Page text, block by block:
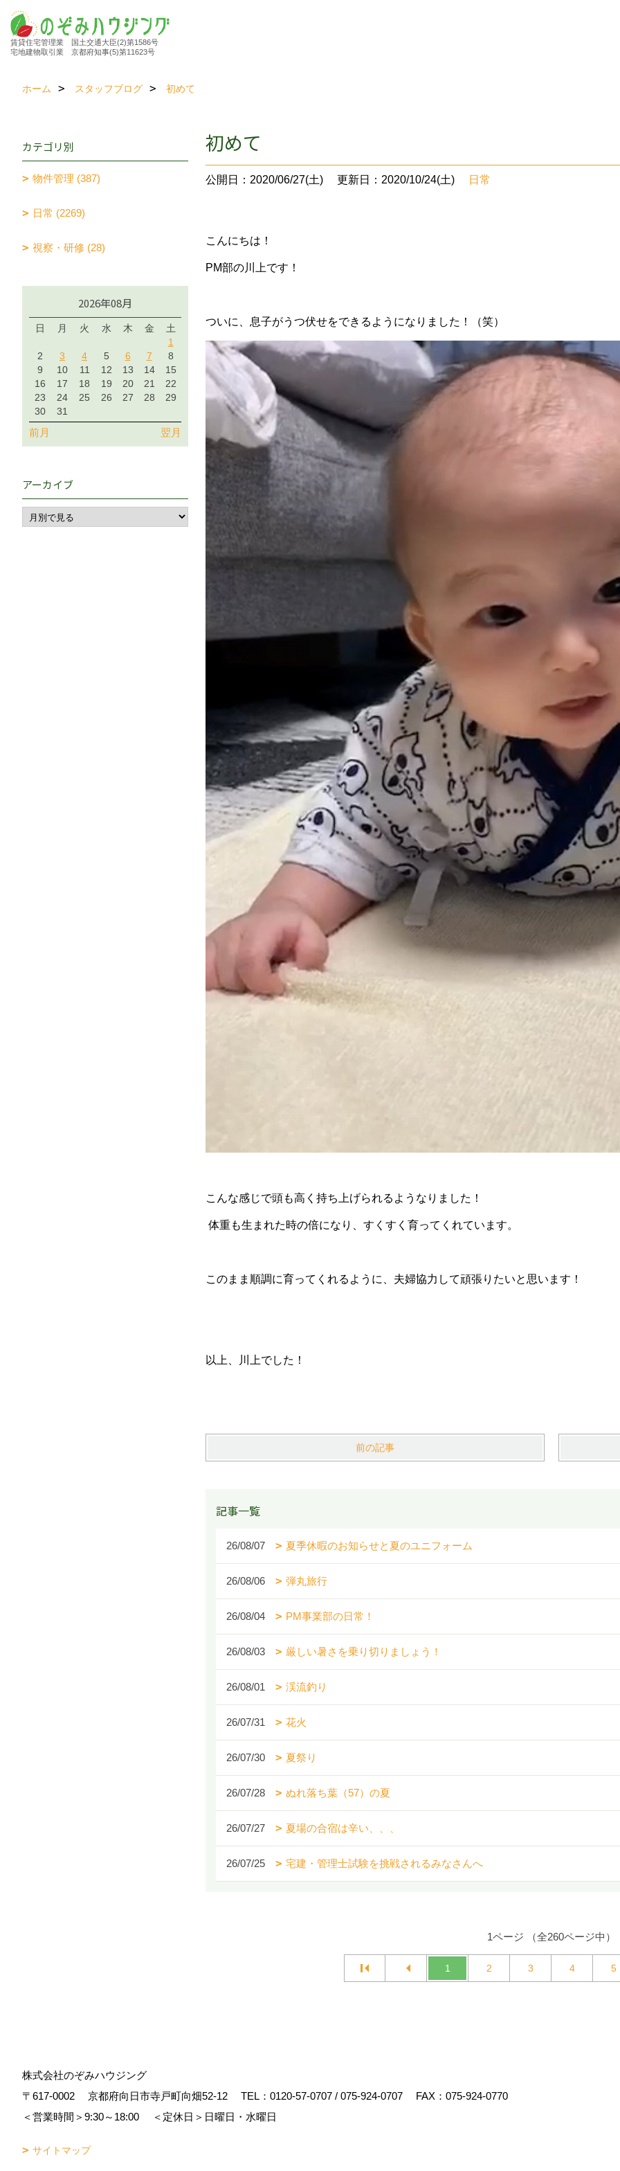
賃貸住宅管理業 国土交通大臣(2)第1586号
宅地建物取引業 京都府知事(5)第11623号
ホーム スタッフブログ 初めて
初めて
公開日：2020/06/27(土) 更新日：2020/10/24(土) 日常
こんにちは！
PM部の川上です！
ついに、息子がうつ伏せをできるようになりました！（笑）
こんな感じで頭も高く持ち上げられるようなりました！
体重も生まれた時の倍になり、すくすく育ってくれています。
このまま順調に育ってくれるように、夫婦協力して頑張りたいと思います！
以上、川上でした！
前の記事
記事一覧
26/08/07 夏季休暇のお知らせと夏のユニフォーム
26/08/06 弾丸旅行
26/08/04 PM事業部の日常！
26/08/03 厳しい暑さを乗り切りましょう！
26/08/01 渓流釣り
26/07/31 花火
26/07/30 夏祭り
26/07/28 ぬれ落ち葉（57）の夏
26/07/27 夏場の合宿は辛い、、、
26/07/25 宅建・管理士試験を挑戦されるみなさんへ
1ページ （全260ページ中）
1 2 3 4 5
カテゴリ別
物件管理 (387)
日常 (2269)
視察・研修 (28)
2026年08月
日 月 火 水 木 金
土
1
2
3 4 5 6 7
8
9
10 11 12 13 14
15
16
17 18 19 20 21
22
23
24 25 26 27 28
29
30
31
前月 翌月
アーカイブ
株式会社のぞみハウジング
〒617-0002
京都府向日市寺戸町向畑52-12 TEL： 0120-57-0707 / 075-924-0707
FAX：075-924-0770
＜営業時間＞9:30～18:00
＜定休日＞日曜日・水曜日
サイトマップ